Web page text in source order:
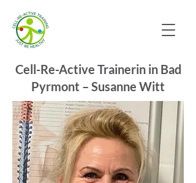
Cell-Re-Active Trainerin in Bad
Pyrmont – Susanne Witt